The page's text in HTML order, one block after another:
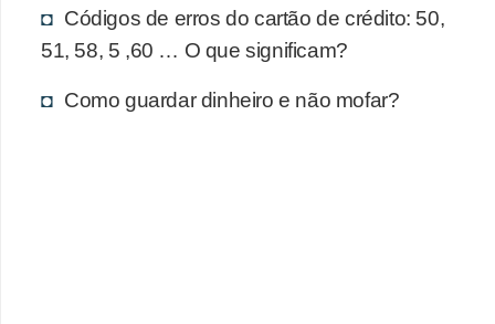
Códigos de erros do cartão de crédito: 50,
51, 58, 5 ,60 … O que significam?
Como guardar dinheiro e não mofar?
o
f
i